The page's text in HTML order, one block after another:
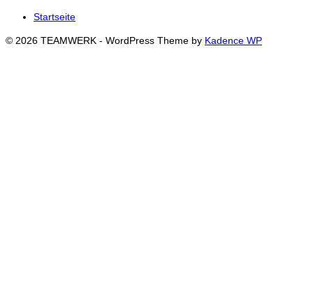
Startseite
© 2026 TEAMWERK - WordPress Theme by Kadence WP